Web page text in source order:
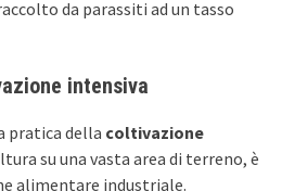
da parassiti ad un tasso
intensiva
pratica della coltivazione
su una vasta area di terreno, è
alimentare industriale.